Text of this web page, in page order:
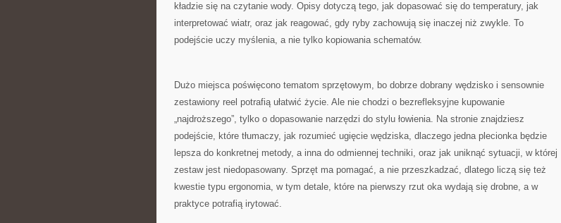
kładzie się na czytanie wody. Opisy dotyczą tego, jak dopasować się do temperatury, jak
interpretować wiatr, oraz jak reagować, gdy ryby zachowują się inaczej niż zwykle. To
podejście uczy myślenia, a nie tylko kopiowania schematów.
Dużo miejsca poświęcono tematom sprzętowym, bo dobrze dobrany wędzisko i sensownie
zestawiony reel potrafią ułatwić życie. Ale nie chodzi o bezrefleksyjne kupowanie
„najdroższego”, tylko o dopasowanie narzędzi do stylu łowienia. Na stronie znajdziesz
podejście, które tłumaczy, jak rozumieć ugięcie wędziska, dlaczego jedna plecionka będzie
lepsza do konkretnej metody, a inna do odmiennej techniki, oraz jak uniknąć sytuacji, w której
zestaw jest niedopasowany. Sprzęt ma pomagać, a nie przeszkadzać, dlatego liczą się też
kwestie typu ergonomia, w tym detale, które na pierwszy rzut oka wydają się drobne, a w
praktyce potrafią irytować.